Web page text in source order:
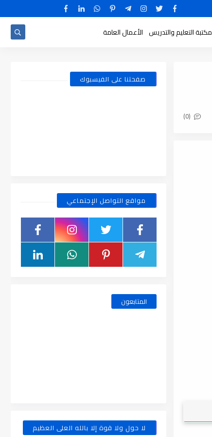
مكتبة التعليم والتدريس الأعمال العامة
(0)
صفحتنا على الفيسبوك
مواقع التواصل الإجتماعي
المتابعون
لا حول ولا قوة إلا بالله العلى العظيم